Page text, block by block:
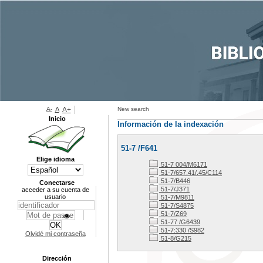
New search
Información de la indexación
51-7 /F641
51-7 004/M6171
51-7/657.41/.45/C114
51-7/B446
51-7/J371
51-7/M9811
51-7/S4875
51-7/Z69
51-77 /G6439
51-7:330 /S982
51-8/G215
A- A A+
Inicio
Elige idioma
Conectarse
acceder a su cuenta de
usuario
Olvidé mi contraseña
Dirección